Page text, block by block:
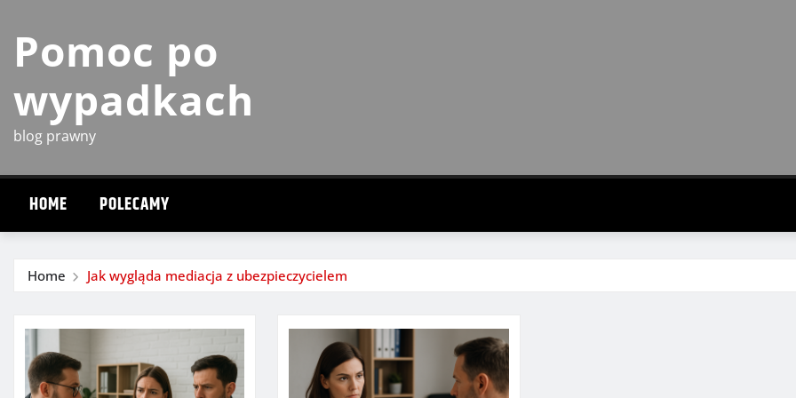
content
Pomoc po
wypadkach
blog prawny
HOME POLECAMY
Home Jak wygląda mediacja z ubezpieczycielem